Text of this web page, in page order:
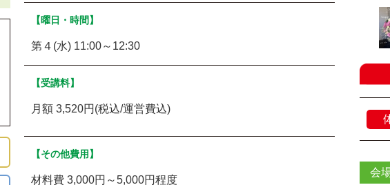
【曜日・時間】
第４(水) 11:00～12:30
【受講料】
月額 3,520円(税込/運営費込)
【その他費用】
材料費 3,000円～5,000円程度
会